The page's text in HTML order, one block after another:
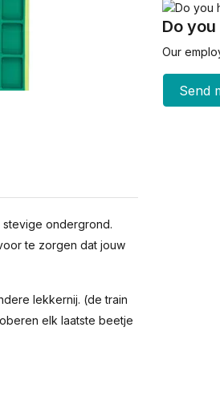
stevige ondergrond.
te zorgen dat jouw
lekkernij. (de train
elk laatste beetje
Do
Our
Send